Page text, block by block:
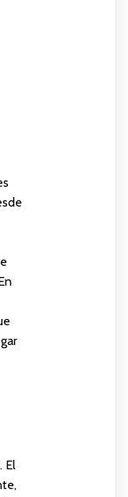
El